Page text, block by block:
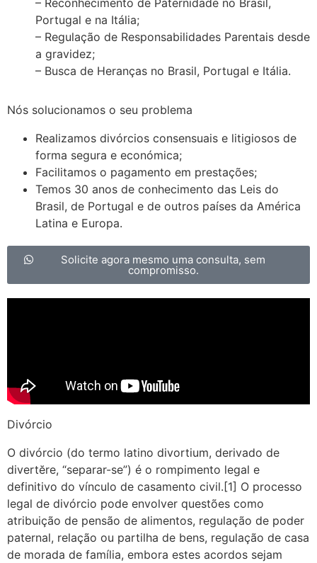
– Reconhecimento de Paternidade no Brasil,
Portugal e na Itália;
– Regulação de Responsabilidades Parentais desde
a gravidez;
– Busca de Heranças no Brasil, Portugal e Itália.
Nós solucionamos o seu problema
Realizamos divórcios consensuais e litigiosos de
forma segura e económica;
Facilitamos o pagamento em prestações;
Temos 30 anos de conhecimento das Leis do
Brasil, de Portugal e de outros países da América
Latina e Europa.
Solicite agora mesmo uma consulta, sem
compromisso.
Divórcio
O divórcio (do termo latino divortium, derivado de
divertĕre, “separar-se”) é o rompimento legal e
definitivo do vínculo de casamento civil.[1] O processo
legal de divórcio pode envolver questões como
atribuição de pensão de alimentos, regulação de poder
paternal, relação ou partilha de bens, regulação de casa
de morada de família, embora estes acordos sejam